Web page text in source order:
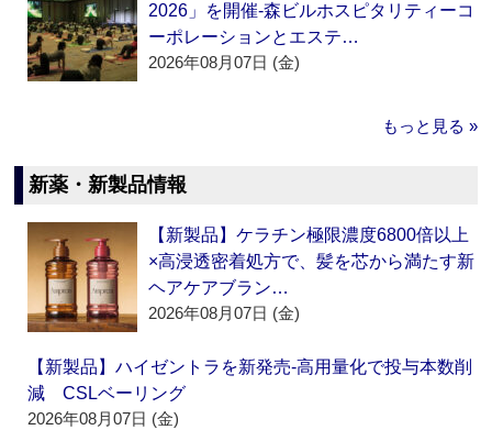
2026」を開催‐森ビルホスピタリティーコ
ーポレーションとエステ…
2026年08月07日 (金)
もっと見る »
新薬・新製品情報
【新製品】ケラチン極限濃度6800倍以上
×高浸透密着処方で、髪を芯から満たす新
ヘアケアブラン…
2026年08月07日 (金)
【新製品】ハイゼントラを新発売‐高用量化で投与本数削
減 CSLベーリング
2026年08月07日 (金)